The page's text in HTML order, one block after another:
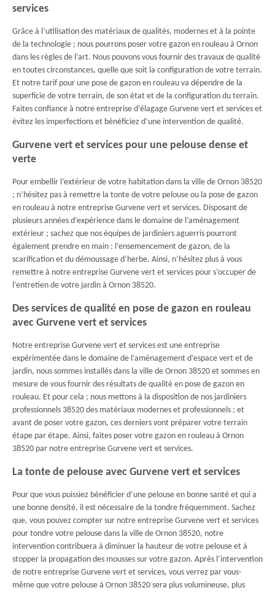
services
Grâce à l’utilisation des matériaux de qualités, modernes et à la pointe
de la technologie ; nous pourrons poser votre gazon en rouleau à Ornon
dans les règles de l’art. Nous pouvons vous fournir des travaux de qualité
en toutes circonstances, quelle que soit la configuration de votre terrain.
Et notre tarif pour une pose de gazon en rouleau va dépendre de la
superficie de votre terrain, de son état et de la configuration du terrain.
Faites confiance à notre entreprise d’élagage Gurvene vert et services et
évitez les imperfections et bénéficiez d’une intervention de qualité.
Gurvene vert et services pour une pelouse dense et
verte
Pour embellir l’extérieur de votre habitation dans la ville de Ornon 38520
; n’hésitez pas à remettre la tonte de votre pelouse ou la pose de gazon
en rouleau à notre entreprise Gurvene vert et services. Disposant de
plusieurs années d’expérience dans le domaine de l’aménagement
extérieur ; sachez que nos équipes de jardiniers aguerris pourront
également prendre en main : l’ensemencement de gazon, de la
scarification et du démoussage d’herbe. Ainsi, n’hésitez plus à vous
remettre à notre entreprise Gurvene vert et services pour s’occuper de
l’entretien de votre jardin à Ornon 38520.
Des services de qualité en pose de gazon en rouleau
avec Gurvene vert et services
Notre entreprise Gurvene vert et services est une entreprise
expérimentée dans le domaine de l’aménagement d’espace vert et de
jardin, nous sommes installés dans la ville de Ornon 38520 et sommes en
mesure de vous fournir des résultats de qualité en pose de gazon en
rouleau. Et pour cela ; nous mettons à la disposition de nos jardiniers
professionnels 38520 des matériaux modernes et professionnels ; et
avant de poser votre gazon, ces derniers vont préparer votre terrain
étape par étape. Ainsi, faites poser votre gazon en rouleau à Ornon
38520 par notre entreprise Gurvene vert et services.
La tonte de pelouse avec Gurvene vert et services
Pour que vous puissiez bénéficier d’une pelouse en bonne santé et qui a
une bonne densité, il est nécessaire de la tondre fréquemment. Sachez
que, vous pouvez compter sur notre entreprise Gurvene vert et services
pour tondre votre pelouse dans la ville de Ornon 38520, notre
intervention contribuera à diminuer la hauteur de votre pelouse et à
stopper la propagation des mousses sur votre gazon. Après l’intervention
de notre entreprise Gurvene vert et services, vous verrez par vous-
même que votre pelouse à Ornon 38520 sera plus volumineuse, plus